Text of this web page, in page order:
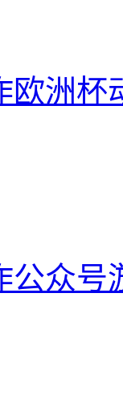
欧洲杯
公众号